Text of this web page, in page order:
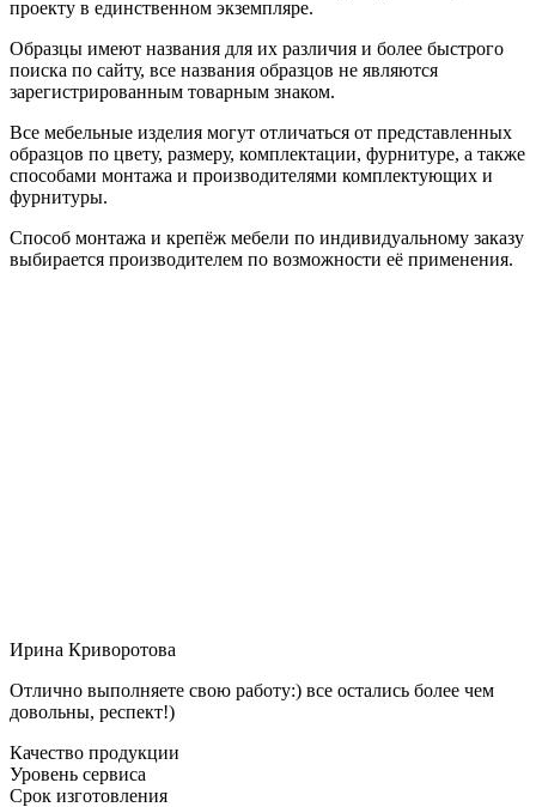
проекту в единственном экземпляре.
Образцы имеют названия для их различия и более быстрого
поиска по сайту, все названия образцов не являются
зарегистрированным товарным знаком.
Все мебельные изделия могут отличаться от представленных
образцов по цвету, размеру, комплектации, фурнитуре, а также
способами монтажа и производителями комплектующих и
фурнитуры.
Способ монтажа и крепёж мебели по индивидуальному заказу
выбирается производителем по возможности её применения.
Ирина Криворотова
Отлично выполняете свою работу:) все остались более чем
довольны, респект!)
Качество продукции
Уровень сервиса
Срок изготовления